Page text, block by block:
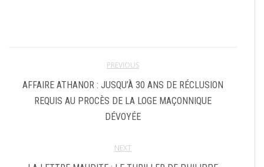
PREVIOUS
AFFAIRE ATHANOR : JUSQU’À 30 ANS DE RÉCLUSION
REQUIS AU PROCÈS DE LA LOGE MAÇONNIQUE
DÉVOYÉE
NEXT